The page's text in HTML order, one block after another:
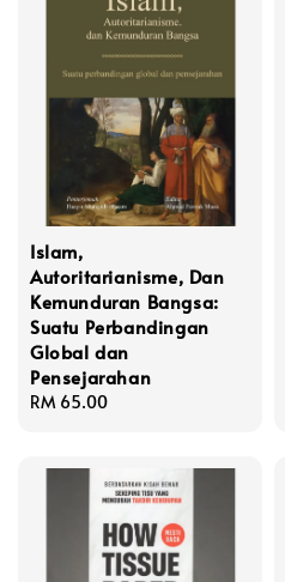
Islam,
Autoritarianisme, Dan
Kemunduran Bangsa:
Suatu Perbandingan
Global dan
Pensejarahan
Regular
RM 65.00